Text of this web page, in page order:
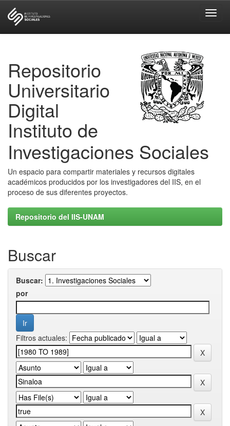
Repositorio
Universitario
Digital
Instituto de
Investigaciones Sociales
Un espacio para compartir materiales y recursos digitales
académicos producidos por los investigadores del IIS, en el
proceso de sus diferentes proyectos.
Repositorio del IIS-UNAM
Buscar
Buscar:
por
Filtros actuales: